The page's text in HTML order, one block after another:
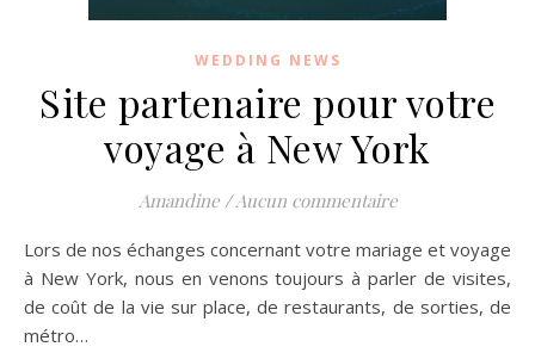
WEDDING NEWS
Site partenaire pour votre
voyage à New York
Amandine /Aucun commentaire
Lors de nos échanges concernant votre mariage et voyage
à New York, nous en venons toujours à parler de visites,
de coût de la vie sur place, de restaurants, de sorties, de
métro…